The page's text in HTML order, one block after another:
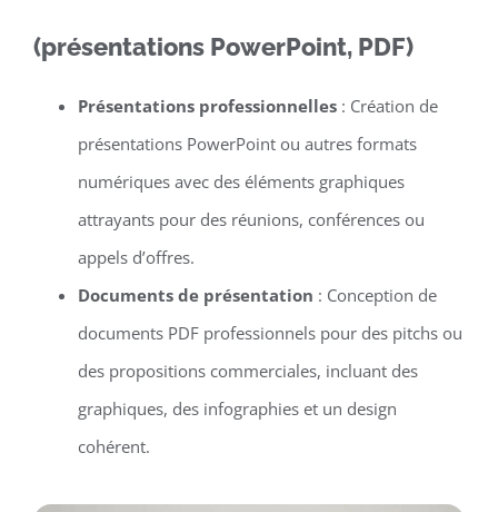
(présentations PowerPoint, PDF)
Présentations professionnelles: Création de
présentations PowerPoint ou autres formats
numériques avec des éléments graphiques
attrayants pour des réunions, conférences ou
appels d’offres.
Documents de présentation : Conception de
documents PDF professionnels pour des pitchs ou
des propositions commerciales, incluant des
graphiques, des infographies et un design
cohérent.